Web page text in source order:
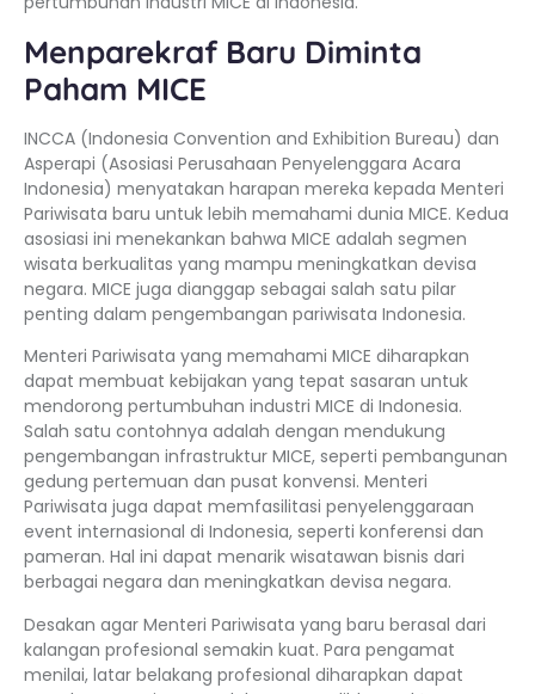
Menparekraf Baru Diminta
Paham MICE
INCCA (Indonesia Convention and Exhibition Bureau) dan
Asperapi (Asosiasi Perusahaan Penyelenggara Acara
Indonesia) menyatakan harapan mereka kepada Menteri
Pariwisata baru untuk lebih memahami dunia MICE. Kedua
asosiasi ini menekankan bahwa MICE adalah segmen
wisata berkualitas yang mampu meningkatkan devisa
negara. MICE juga dianggap sebagai salah satu pilar
penting dalam pengembangan pariwisata Indonesia.
Menteri Pariwisata yang memahami MICE diharapkan
dapat membuat kebijakan yang tepat sasaran untuk
mendorong pertumbuhan industri MICE di Indonesia.
Salah satu contohnya adalah dengan mendukung
pengembangan infrastruktur MICE, seperti pembangunan
gedung pertemuan dan pusat konvensi. Menteri
Pariwisata juga dapat memfasilitasi penyelenggaraan
event internasional di Indonesia, seperti konferensi dan
pameran. Hal ini dapat menarik wisatawan bisnis dari
berbagai negara dan meningkatkan devisa negara.
Desakan agar Menteri Pariwisata yang baru berasal dari
kalangan profesional semakin kuat. Para pengamat
menilai, latar belakang profesional diharapkan dapat